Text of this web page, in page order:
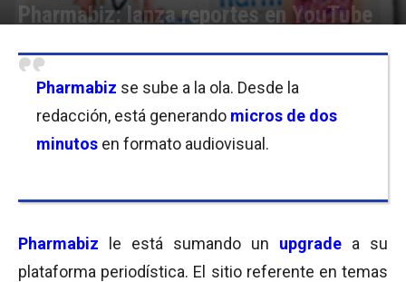
Pharmabiz: lanza reportes en YouTube
Pharmabiz se sube a la ola. Desde la
redacción, está generando micros de dos
minutos en formato audiovisual.
Pharmabiz le está sumando un upgrade a su
plataforma periodística. El sitio referente en temas